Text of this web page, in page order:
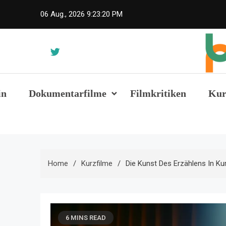
06 Aug., 2026 9:23:21 PM
Dokumentarfilme Filmkritiken
Home Kurzfilme Die Kunst Des Erzählens In
6 MINS READ